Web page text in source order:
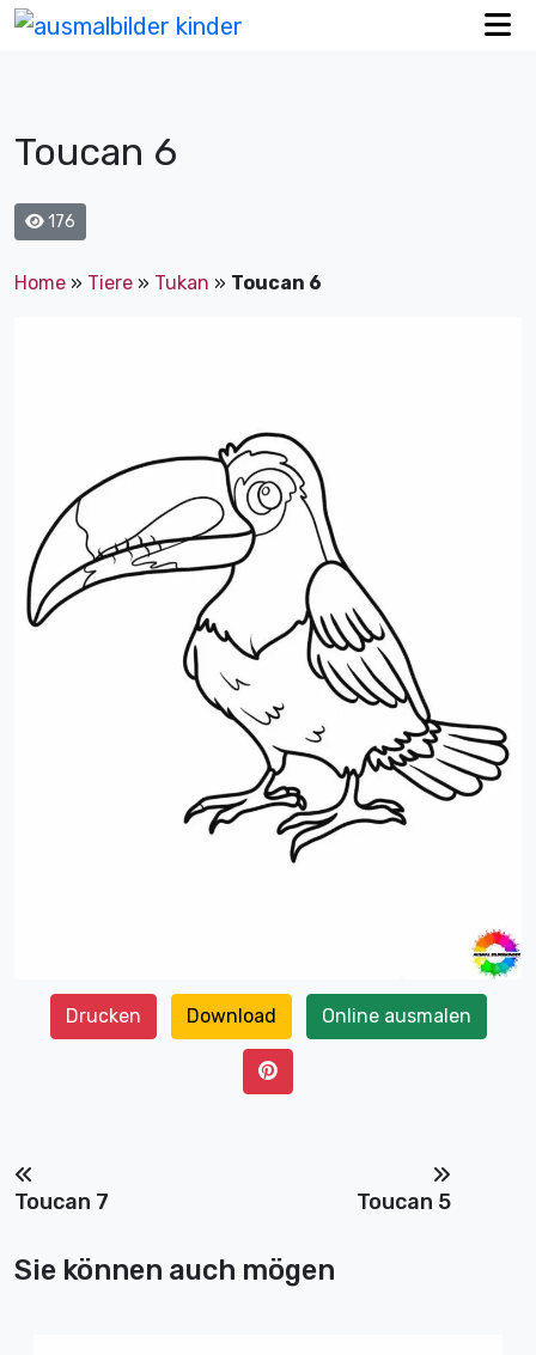
Toucan 6
176
Home » Tiere » Tukan » Toucan 6
Drucken Download Online ausmalen
Toucan 7 Toucan 5
Sie können auch mögen